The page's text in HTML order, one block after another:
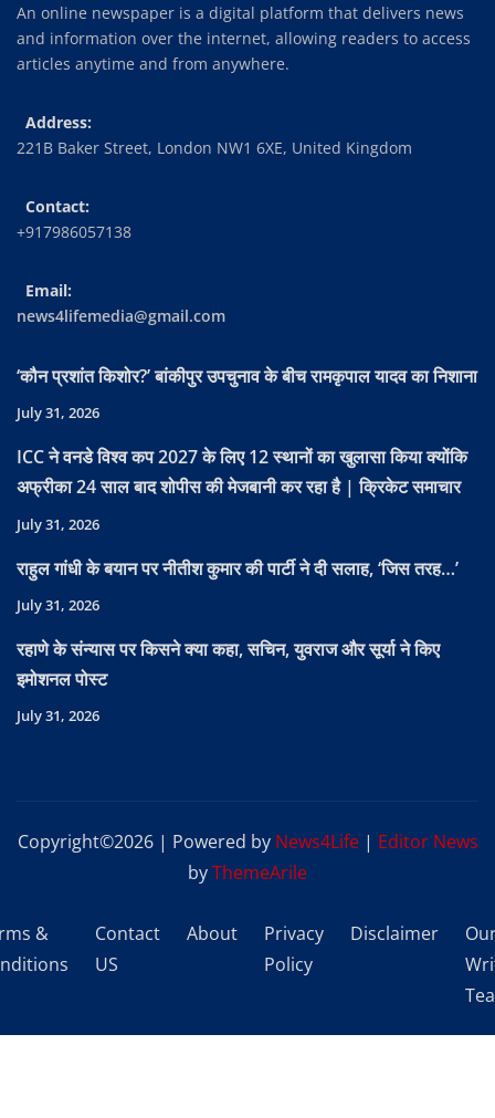
An online newspaper is a digital platform that delivers news
and information over the internet, allowing readers to access
articles anytime and from anywhere.
Address:
221B Baker Street, London NW1 6XE, United Kingdom
Contact:
+917986057138
Email:
news4lifemedia@gmail.com
‘कौन प्रशांत किशोर?’ बांकीपुर उपचुनाव के बीच रामकृपाल यादव का निशाना
July 31, 2026
ICC ने वनडे विश्व कप 2027 के लिए 12 स्थानों का खुलासा किया क्योंकि
अफ्रीका 24 साल बाद शोपीस की मेजबानी कर रहा है | क्रिकेट समाचार
July 31, 2026
राहुल गांधी के बयान पर नीतीश कुमार की पार्टी ने दी सलाह, ‘जिस तरह…’
July 31, 2026
रहाणे के संन्यास पर किसने क्या कहा, सचिन, युवराज और सूर्या ने किए
इमोशनल पोस्ट
July 31, 2026
Copyright©2026 | Powered by News4Life | Editor News
byThemeArile
&
Contact
US
About
Privacy
Policy
Disclaimer